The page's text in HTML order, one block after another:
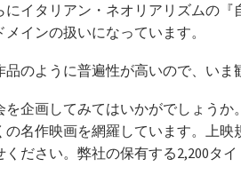
イタリアン・ネオリアリズムの
インの扱いになっています。
のように普遍性が高いので、い
企画してみてはいかがでしょう
名作映画を網羅しています。上
ださい。弊社の保有する2,200タイ